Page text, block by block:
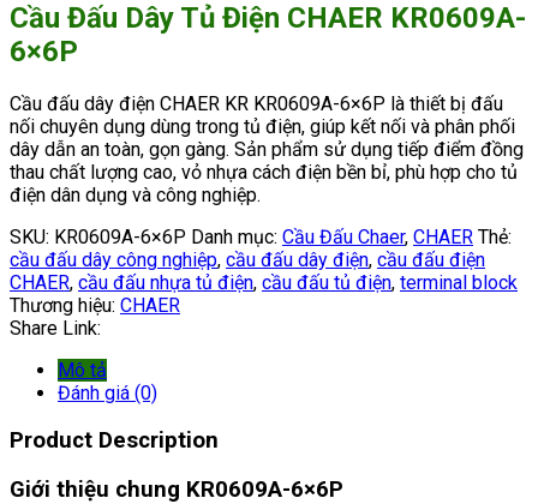
Cầu Đấu Dây Tủ Điện CHAER KR0609A-
6×6P
Cầu đấu dây điện CHAER KR KR0609A-6×6P là thiết bị đấu
nối chuyên dụng dùng trong tủ điện, giúp kết nối và phân phối
dây dẫn an toàn, gọn gàng. Sản phẩm sử dụng tiếp điểm đồng
thau chất lượng cao, vỏ nhựa cách điện bền bỉ, phù hợp cho tủ
điện dân dụng và công nghiệp.
SKU: KR0609A-6×6P Danh mục: Cầu Đấu Chaer, CHAER Thẻ:
cầu đấu dây công nghiệp, cầu đấu dây điện, cầu đấu điện
CHAER, cầu đấu nhựa tủ điện, cầu đấu tủ điện, terminal block
Thương hiệu: CHAER
Share Link:
Mô tả
Đánh giá (0)
Product Description
Giới thiệu chung KR0609A-6×6P